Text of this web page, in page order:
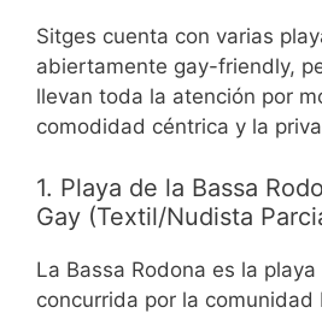
Sitges cuenta con varias
abiertamente gay-friendly,
llevan toda la atención por
comodidad céntrica y la
1. Playa de la Bassa
Gay (Textil/Nudista
La Bassa Rodona es la
concurrida por la comunidad